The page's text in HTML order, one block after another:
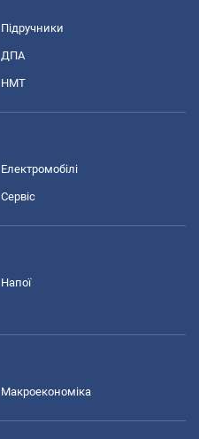
Підручники
ДПА
НМТ
Електромобілі
Сервіс
Напої
Макроекономіка